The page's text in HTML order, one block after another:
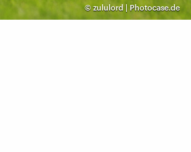
© zululord | Photocase.de